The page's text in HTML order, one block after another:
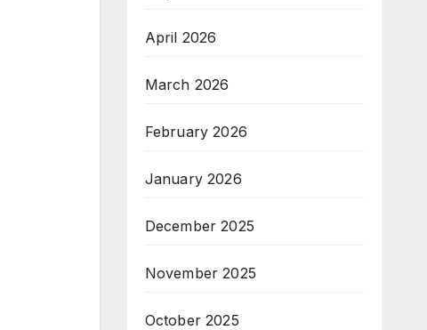
April 2026
March 2026
February 2026
January 2026
December 2025
November 2025
October 2025